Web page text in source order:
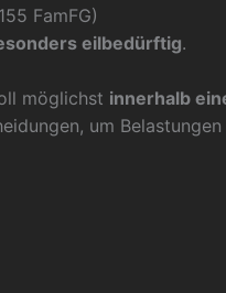
FamFG)
eilbedürftig.
möglichst innerhalb
um